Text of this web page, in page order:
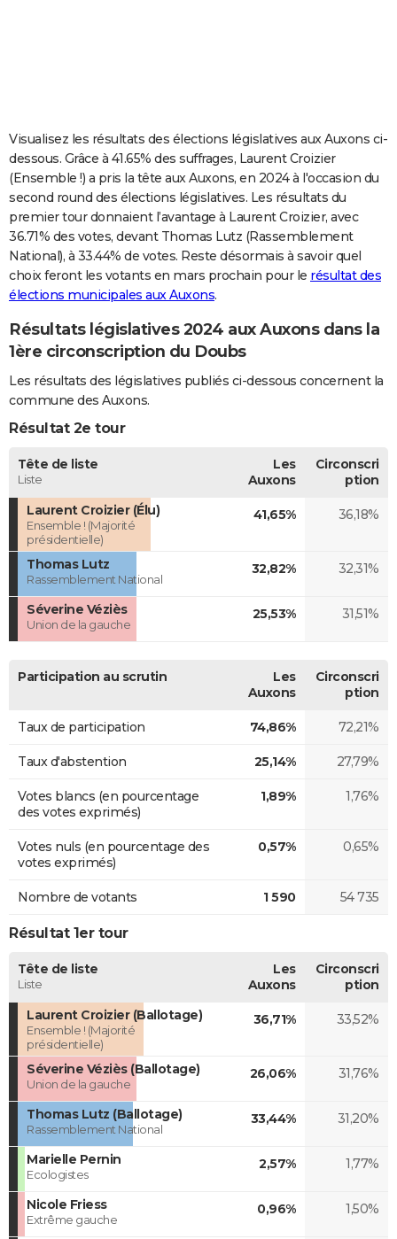
Carte de Noël
Carte Bonne année
Carte Saint-Valentin
Carte Pâques
Carte d'anniversaire
DICTIONNAIRE
Dictionnaire
Biographies
Citations
Expressions
Proverbes
PROGRAMME TV
COPAINS D'AVANT
S'inscrire
Se connecter
Lycées
Collèges
Primaires
Universités
Entreprises
Service militaire
Avis de recherche
AVIS DE DÉCÈS
Visualisez les résultats des élections législatives aux Auxons ci-
dessous. Grâce à 41.65% des suffrages, Laurent Croizier
(Ensemble !) a pris la tête aux Auxons, en 2024 à l'occasion du
second round des élections législatives. Les résultats du
premier tour donnaient l’avantage à Laurent Croizier, avec
36.71% des votes, devant Thomas Lutz (Rassemblement
National), à 33.44% de votes. Reste désormais à savoir quel
choix feront les votants en mars prochain pour le résultat des
élections municipales aux Auxons.
Résultats législatives 2024 aux Auxons dans la
1ère circonscription du Doubs
Les résultats des législatives publiés ci-dessous concernent la
commune des Auxons.
Résultat 2e tour
Tête de liste
Liste
Les
Auxons
Circonscri
ption
Laurent Croizier (Élu)
Ensemble ! (Majorité
présidentielle)
41,65% 36,18%
Thomas Lutz
Rassemblement National
32,82% 32,31%
Séverine Véziès
Union de la gauche
25,53% 31,51%
Participation au scrutin
Les
Auxons
Circonscri
ption
Taux de participation 74,86% 72,21%
Taux d'abstention 25,14% 27,79%
Votes blancs (en pourcentage
des votes exprimés)
1,89% 1,76%
Votes nuls (en pourcentage des
votes exprimés)
0,57% 0,65%
Nombre de votants 1 590 54 735
Résultat 1er tour
Tête de liste
Liste
Les
Auxons
Circonscri
ption
Laurent Croizier (Ballotage)
Ensemble ! (Majorité
présidentielle)
36,71% 33,52%
Séverine Véziès (Ballotage)
Union de la gauche
26,06% 31,76%
Thomas Lutz (Ballotage)
Rassemblement National
33,44% 31,20%
Marielle Pernin
Ecologistes
2,57% 1,77%
Nicole Friess
Extrême gauche
0,96% 1,50%